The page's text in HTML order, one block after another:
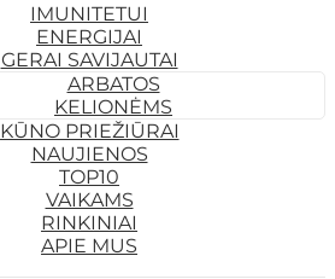
IMUNITETUI
ENERGIJAI
GERAI SAVIJAUTAI
ARBATOS
KELIONĖMS
KŪNO PRIEŽIŪRAI
NAUJIENOS
TOP10
VAIKAMS
RINKINIAI
APIE MUS